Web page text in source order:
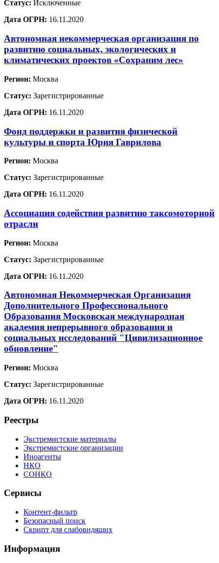
Статус: Исключенные
Дата ОГРН: 16.11.2020
Автономная некоммерческая организация по
развитию социальных, экологических и
климатических проектов «Сохраним лес»
Регион: Москва
Статус: Зарегистрированные
Дата ОГРН: 16.11.2020
Фонд поддержки и развития физической
культуры и спорта Юрия Гаврилова
Регион: Москва
Статус: Зарегистрированные
Дата ОГРН: 16.11.2020
Ассоциация содействия развитию таксомоторной
отрасли
Регион: Москва
Статус: Зарегистрированные
Дата ОГРН: 16.11.2020
Автономная Некоммерческая Организация
Дополнительного Профессионального
Образования Московская международная
академия непрерывного образования и
социальных исследований "Цивилизационное
обновление"
Регион: Москва
Статус: Зарегистрированные
Дата ОГРН: 16.11.2020
Реестры
Экстремистские материалы
Экстремистские организации
Иноагенты
НКО
СОНКО
Сервисы
Контент-фильтр
Безопасный поиск
Скрипт для слабовидящих
Информация